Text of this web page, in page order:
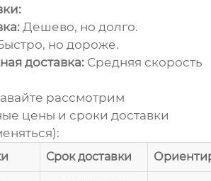
Дешево, но долго.
но дороже.
доставка: Средняя скорость
рассмотрим
цены и сроки доставки
Срок доставки